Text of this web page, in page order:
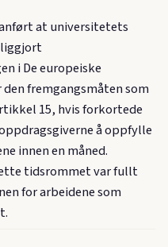
at universitetets
i De europeiske
fremgangsmåten som
15, hvis forkortede
å oppfylle
innen en måned.
tidsrommet var fullt
for arbeidene som